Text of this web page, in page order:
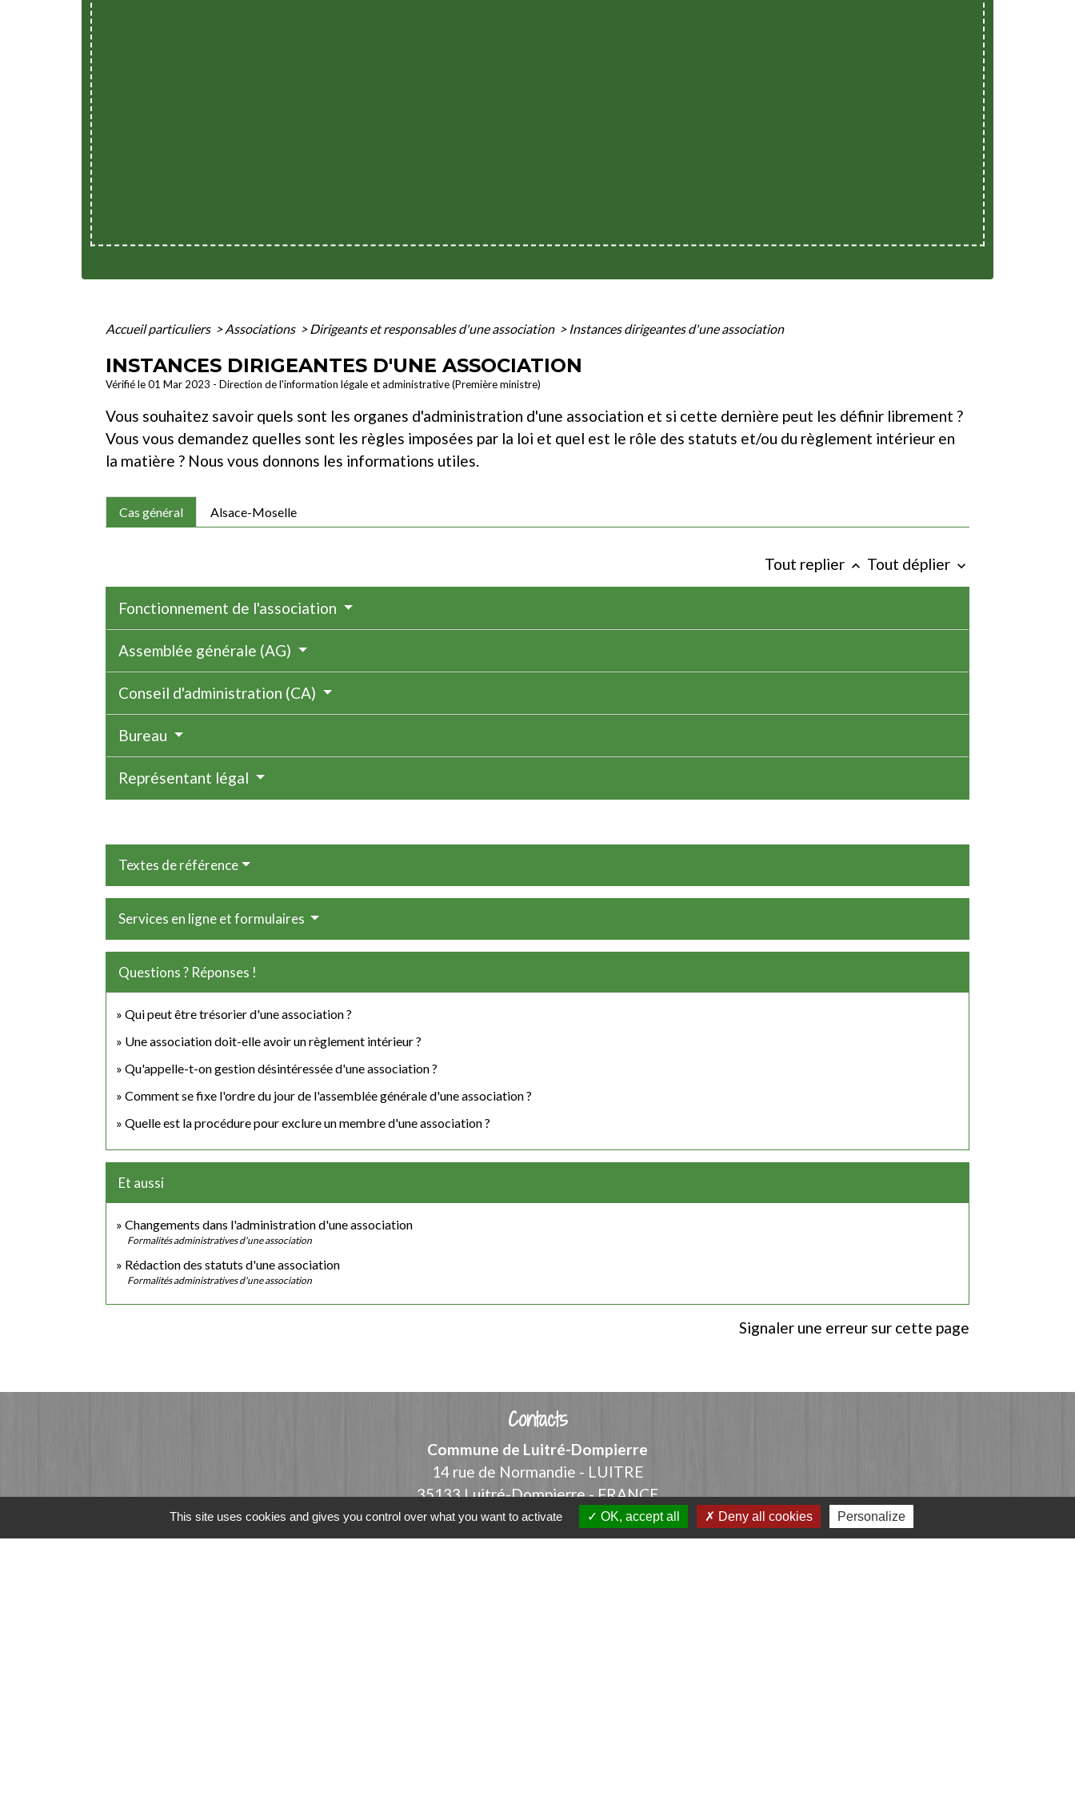
Accueil particuliers > Associations > Dirigeants et responsables d'une association > Instances dirigeantes d'une association
INSTANCES DIRIGEANTES D'UNE ASSOCIATION
Vérifié le 01 Mar 2023 - Direction de l'information légale et administrative (Première ministre)
Vous souhaitez savoir quels sont les organes d'administration d'une association et si cette dernière peut les définir librement ?
Vous vous demandez quelles sont les règles imposées par la loi et quel est le rôle des statuts et/ou du règlement intérieur en
la matière ? Nous vous donnons les informations utiles.
Cas général Alsace-Moselle
Tout replier keyboard_arrow_up Tout déplier keyboard_arrow_down
Fonctionnement de l'association
Assemblée générale (AG)
Conseil d'administration (CA)
Bureau
Représentant légal
Textes de référence
Services en ligne et formulaires
Questions ? Réponses !
Qui peut être trésorier d'une association ?
Une association doit-elle avoir un règlement intérieur ?
Qu'appelle-t-on gestion désintéressée d'une association ?
Comment se fixe l'ordre du jour de l'assemblée générale d'une association ?
Quelle est la procédure pour exclure un membre d'une association ?
Et aussi
Changements dans l'administration d'une association
Formalités administratives d'une association
Rédaction des statuts d'une association
Formalités administratives d'une association
Signaler une erreur sur cette page
Contacts
Commune de Luitré-Dompierre
14 rue de Normandie - LUITRE
35133 Luitré-Dompierre - FRANCE
+33 2 99 97 91 26
Contact par formulaire
This site uses cookies and gives you control over what you want to activate OK, accept all Deny all cookies Personalize